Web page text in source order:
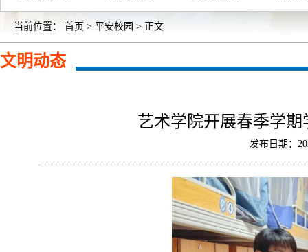
当前位置： 首页 > 平安校园 > 正文
文明动态
艺术学院开展春季学
发布日期：